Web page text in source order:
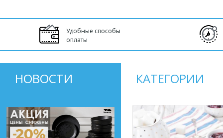
Удобные способы
оплаты
НОВОСТИ КАТЕГОРИИ